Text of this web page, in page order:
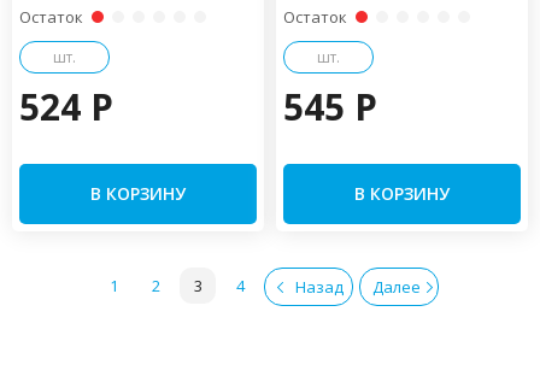
Остаток
шт.
524 P
В КОРЗИНУ
Остаток
шт.
545 P
В КОРЗИНУ
1 2 3 4 Назад Далее